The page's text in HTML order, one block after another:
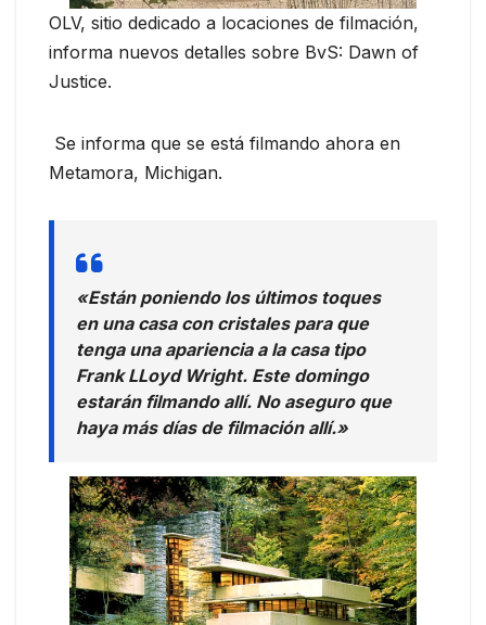
OLV, sitio dedicado a locaciones de filmación,
informa nuevos detalles sobre BvS: Dawn of
Justice.
Se informa que se está filmando ahora en
Metamora, Michigan.
«Están poniendo los últimos toques
en una casa con cristales para que
tenga una apariencia a la casa tipo
Frank LLoyd Wright. Este domingo
estarán filmando allí. No aseguro que
haya más días de filmación allí.»